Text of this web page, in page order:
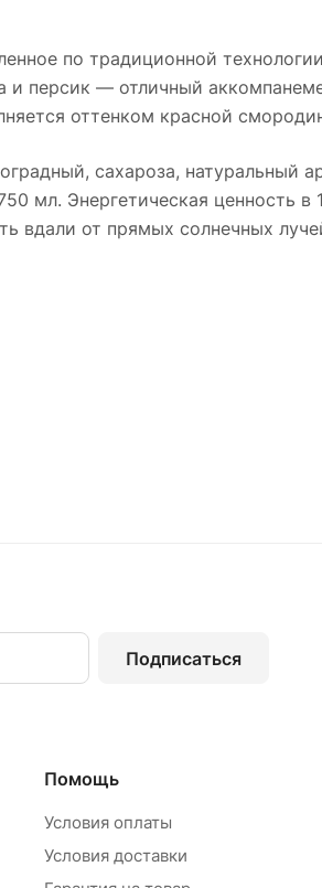
по традиционной
персик — отличный
оттенком красной
сахароза, натуральный
мл. Энергетическая ценность
вдали от прямых солнечных
Подписаться
Помощь
Условия оплаты
Условия доставки